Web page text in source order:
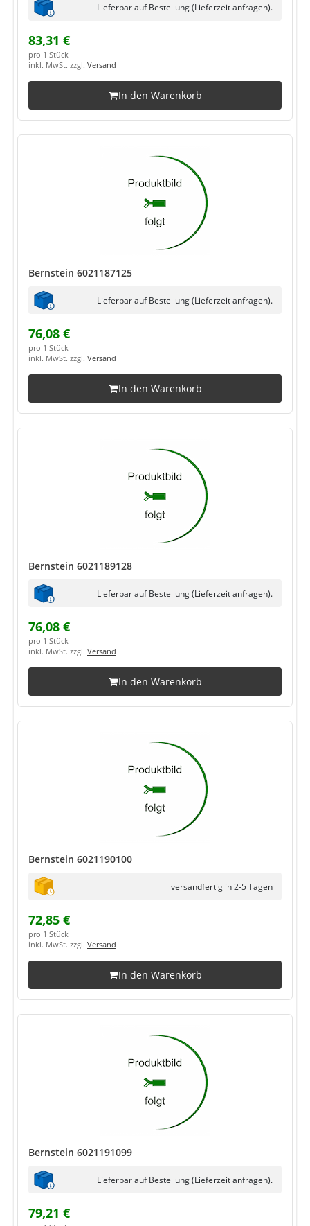
Lieferbar auf Bestellung (Lieferzeit anfragen).
83,31 €
pro 1 Stück
inkl. MwSt. zzgl. Versand
In den Warenkorb
Bernstein 6021187125
Lieferbar auf Bestellung (Lieferzeit anfragen).
76,08 €
pro 1 Stück
inkl. MwSt. zzgl. Versand
In den Warenkorb
Bernstein 6021189128
Lieferbar auf Bestellung (Lieferzeit anfragen).
76,08 €
pro 1 Stück
inkl. MwSt. zzgl. Versand
In den Warenkorb
Bernstein 6021190100
versandfertig in 2-5 Tagen
72,85 €
pro 1 Stück
inkl. MwSt. zzgl. Versand
In den Warenkorb
Bernstein 6021191099
Lieferbar auf Bestellung (Lieferzeit anfragen).
79,21 €